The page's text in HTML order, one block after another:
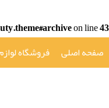
on line43
صفحه اصلی
فروشگاه